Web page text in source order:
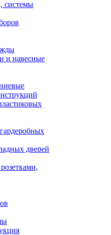
системы
и навесные
дверей